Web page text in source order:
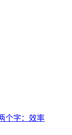
个字：效率